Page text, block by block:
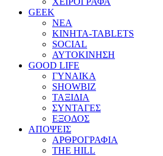
GEEK
ΝΕΑ
ΚΙΝΗΤΑ-TABLETS
SOCIAL
ΑΥΤΟΚΙΝΗΣΗ
GOOD LIFE
ΓΥΝΑΙΚΑ
SHOWBIZ
ΤΑΞΙΔΙΑ
ΣΥΝΤΑΓΕΣ
ΕΞΟΔΟΣ
ΑΠΟΨΕΙΣ
ΑΡΘΡΟΓΡΑΦΙΑ
THE HILL